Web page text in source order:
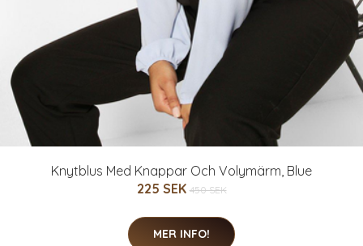
Knytblus Med Knappar Och Volymärm, Blue
225 SEK 450 SEK
MER INFO!